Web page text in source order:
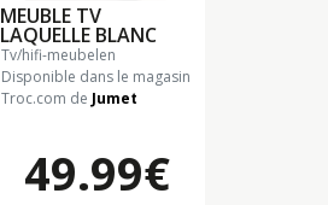
MEUBLE TV
LAQUELLE BLANC
tv/hifi-meubelen
Disponible dans le magasin
Troc.com de Jumet
49.99€